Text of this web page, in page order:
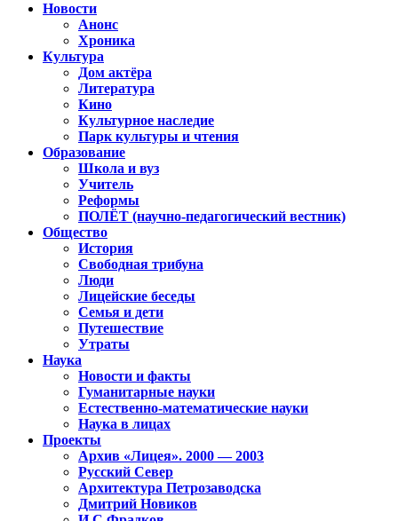
Новости
Анонс
Хроника
Культура
Дом актёра
Литература
Кино
Культурное наследие
Парк культуры и чтения
Образование
Школа и вуз
Учитель
Реформы
ПОЛЁТ (научно-педагогический вестник)
Общество
История
Свободная трибуна
Люди
Лицейские беседы
Семья и дети
Путешествие
Утраты
Наука
Новости и факты
Гуманитарные науки
Естественно-математические науки
Наука в лицах
Проекты
Архив «Лицея». 2000 — 2003
Русский Север
Архитектура Петрозаводска
Дмитрий Новиков